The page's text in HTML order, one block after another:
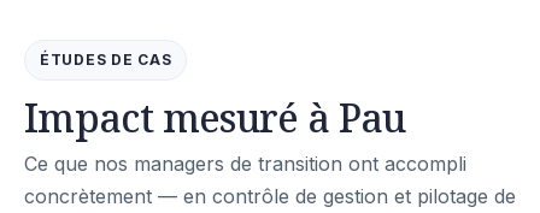
ÉTUDES DE CAS
Impact mesuré à Pau
Ce que nos managers de transition ont accompli
concrètement — en contrôle de gestion et pilotage de